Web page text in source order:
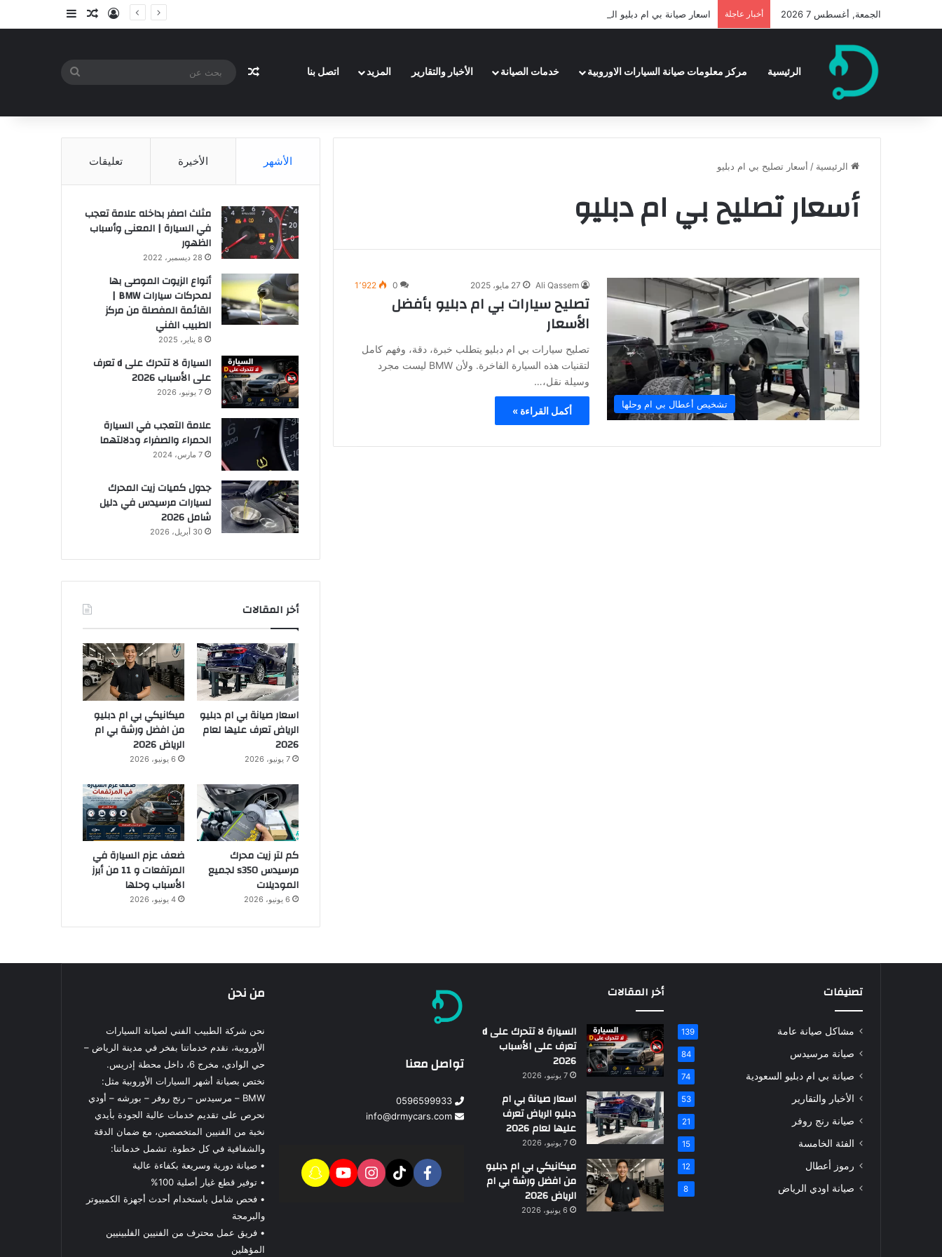
الجمعة, أغسطس 7 2026 أخبار عاجلة اسعار صيانة بي ام دبليو الرياض تعرف عليها لعام 2026 تسجيل الدخول
مقال عشوائي
الرئيسية مركز معلومات صيانة السيارات الاوروبية خدمات الصيانة الأخبار والتقارير المزيد اتصل بنا مقال عشوائي
الرئيسية / أسعار تصليح بي ام دبليو
أسعار تصليح بي ام دبليو
تشخيص أعطال بي ام وحلها
Ali Qassem 27 مايو، 2025 0 1٬922
تصليح سيارات بي ام دبليو بأفضل
الأسعار
تصليح سيارات بي ام دبليو يتطلب خبرة، دقة، وفهم كامل
لتقنيات هذه السيارة الفاخرة. ولأن BMW ليست مجرد
وسيلة نقل،…
أكمل القراءة »
الأشهر الأخيرة تعليقات
مثلث اصفر بداخله علامة تعجب
في السيارة | المعنى وأسباب
الظهور
28 ديسمبر، 2022
أنواع الزيوت الموصى بها
لمحركات سيارات BMW |
القائمة المفصلة من مركز
الطبيب الفني
8 يناير، 2025
السيارة لا تتحرك على d تعرف
على الأسباب 2026
7 يونيو، 2026
علامة التعجب في السيارة
الحمراء والصفراء ودلالتهما
7 مارس، 2024
جدول كميات زيت المحرك
لسيارات مرسيدس في دليل
شامل 2026
30 أبريل، 2026
أخر المقالات
اسعار صيانة بي ام دبليو
الرياض تعرف عليها لعام
2026
7 يونيو، 2026
ميكانيكي بي ام دبليو
من افضل ورشة بي ام
الرياض 2026
6 يونيو، 2026
كم لتر زيت محرك
مرسيدس s350 لجميع
الموديلات
6 يونيو، 2026
ضعف عزم السيارة في
المرتفعات و 11 من أبرز
الأسباب وحلها
4 يونيو، 2026
تصنيفات
مشاكل صيانة عامة 139
صيانة مرسيدس 84
صيانة بي ام دبليو السعودية 74
الأخبار والتقارير 53
صيانة رنج روفر 21
الفئة الخامسة 15
رموز أعطال 12
صيانة اودي الرياض 8
أخر المقالات
السيارة لا تتحرك على d
تعرف على الأسباب
2026
7 يونيو، 2026
اسعار صيانة بي ام
دبليو الرياض تعرف
عليها لعام 2026
7 يونيو، 2026
ميكانيكي بي ام دبليو
من افضل ورشة بي ام
الرياض 2026
6 يونيو، 2026
تواصل معنا
0596599933
info@drmycars.com
من نحن
نحن شركة الطبيب الفني لصيانة السيارات
الأوروبية، نقدم خدماتنا بفخر في مدينة الرياض –
حي الوادي، مخرج 6، داخل محطة إدريس.
نختص بصيانة أشهر السيارات الأوروبية مثل:
BMW – مرسيدس – رنج روفر – بورشه – أودي
نحرص على تقديم خدمات عالية الجودة بأيدي
نخبة من الفنيين المتخصصين، مع ضمان الدقة
والشفافية في كل خطوة. تشمل خدماتنا:
• صيانة دورية وسريعة بكفاءة عالية
• توفير قطع غيار أصلية 100%
• فحص شامل باستخدام أحدث أجهزة الكمبيوتر
والبرمجة
• فريق عمل محترف من الفنيين الفلبينيين
المؤهلين